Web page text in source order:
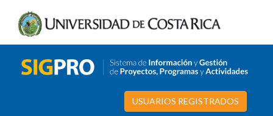
USUARIOS REGISTRADOS